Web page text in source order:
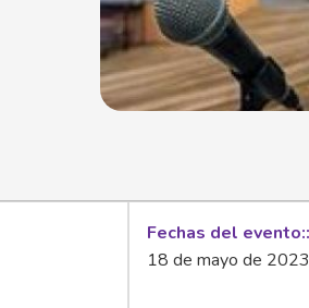
Fechas del evento:
18 de mayo de 2023